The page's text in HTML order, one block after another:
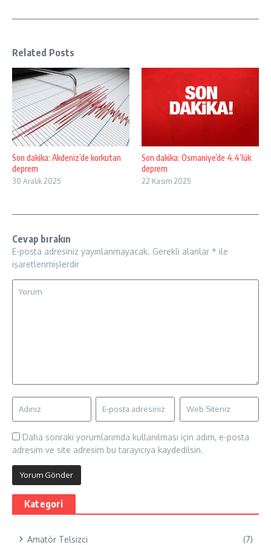
Related Posts
Son dakika: Akdeniz’de korkutan
deprem
30 Aralık 2025
Son dakika: Osmaniye’de 4.4’lük
deprem
22 Kasım 2025
Cevap bırakın
E-posta adresiniz yayınlanmayacak. Gerekli alanlar * ile
işaretlenmişlerdir
Daha sonraki yorumlarımda kullanılması için adım, e-posta
adresim ve site adresim bu tarayıcıya kaydedilsin.
Kategori
Amatör Telsizci (7)